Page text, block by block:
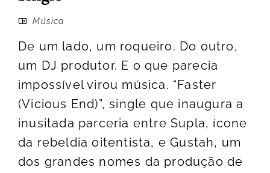
Música
De um lado, um roqueiro. Do outro,
um DJ produtor. E o que parecia
impossível virou música. “Faster
(Vicious End)”, single que inaugura a
inusitada parceria entre Supla, ícone
da rebeldia oitentista, e Gustah, um
dos grandes nomes da produção de